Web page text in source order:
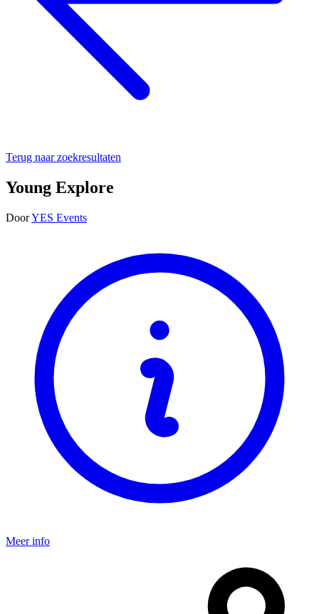
Terug naar zoekresultaten
Young Explore
DoorYES Events
Meer info